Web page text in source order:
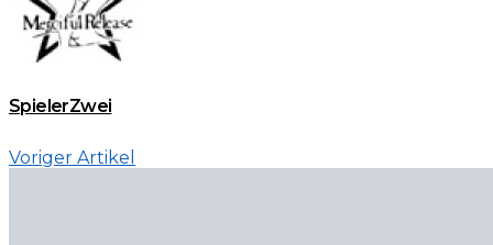
SpielerZwei
Voriger Artikel